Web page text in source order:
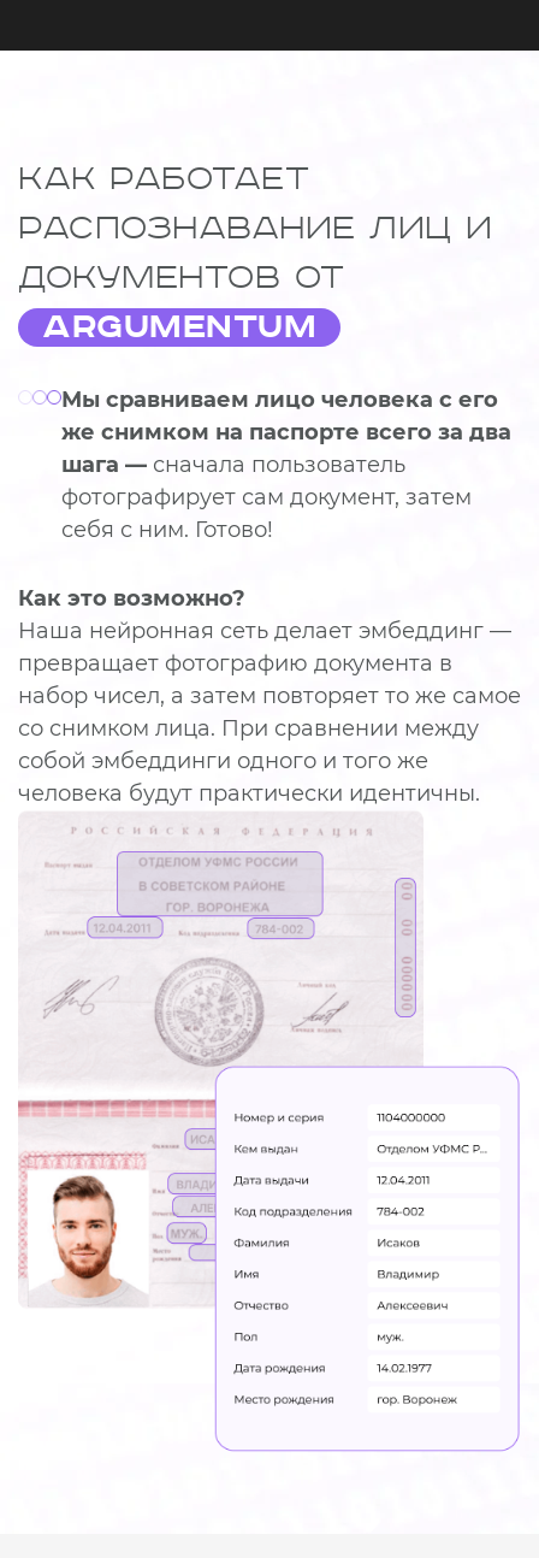
Как работает
распознавание лиц и
документов от
Argumentum
Мы сравниваем лицо человека с его
же снимком на паспорте всего за два
шага — сначала пользователь
фотографирует сам документ, затем
себя с ним. Готово!
Как это возможно?
Наша нейронная сеть делает эмбеддинг —
превращает фотографию документа в
набор чисел, а затем повторяет то же самое
со снимком лица. При сравнении между
собой эмбеддинги одного и того же
человека будут практически идентичны.